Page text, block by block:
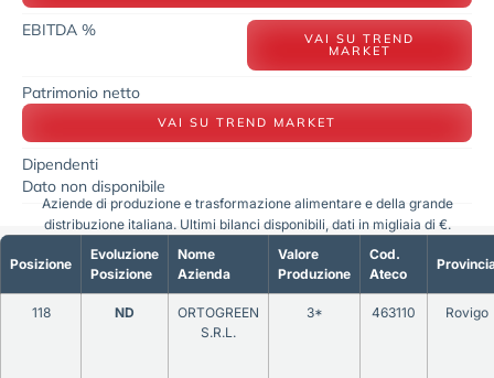
EBITDA % VAI SU TREND
MARKET
Patrimonio netto
VAI SU TREND MARKET
Dipendenti
Dato non disponibile
Posizione
Evoluzione
Posizione
Nome
Azienda
Valore
Produzione
Cod.
Ateco
118 ND
ORTOGREEN
S.R.L.
3* 463110 Rovigo
Aziende di produzione e trasformazione alimentare e della grande
distribuzione italiana. Ultimi bilanci disponibili, dati in migliaia di €.